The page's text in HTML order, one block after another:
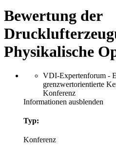
Bewertung der
Physikalische
VDI-Expertenforum -
grenzwertorientierte
Konferenz
Informationen ausblenden
Typ:
Konferenz